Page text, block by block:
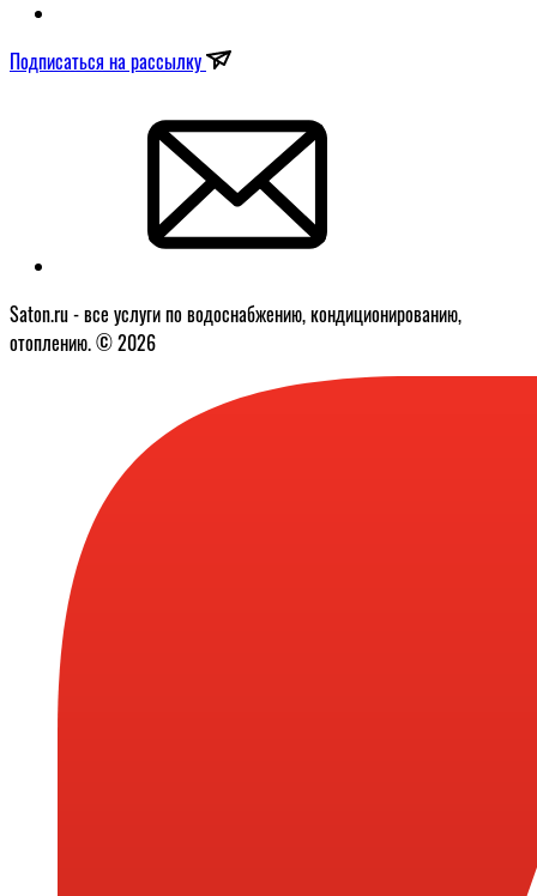
Подписаться на рассылку
Saton.ru - все услуги по водоснабжению, кондиционированию,
отоплению. © 2026